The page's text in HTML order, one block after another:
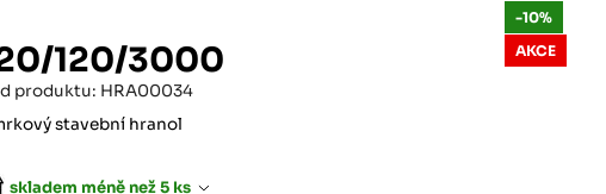
120/3000
produktu: HRA00034
stavební hranol
skladem méně než 5 ks
-10%
AKCE
616 767
jacer.cz
850 860
KONTAKT